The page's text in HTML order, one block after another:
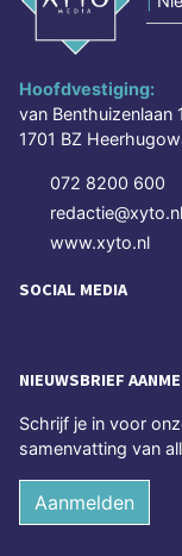
Hoofdvestiging:
van Benthuizenlaan 1
1701 BZ
072 8200 600
redactie@xyto.nl
www.xyto.nl
SOCIAL MEDIA
NIEUWSBRIEF
Schrijf je in voor
samenvatting van
Aanmelden